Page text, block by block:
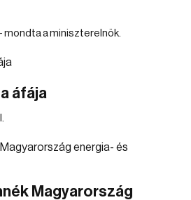
mondta a miniszterelnök.
áfája
Magyarország